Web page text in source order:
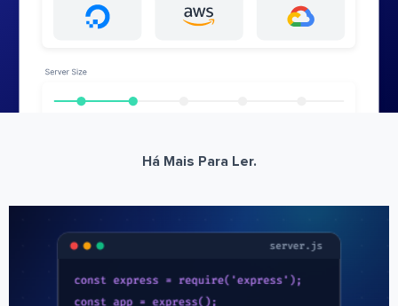
Há Mais Para Ler.